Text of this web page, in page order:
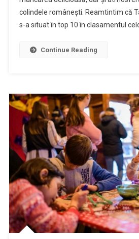
colindele românești. Reamtintim că
s-a situat în top 10 în clasamentul
Continue Reading